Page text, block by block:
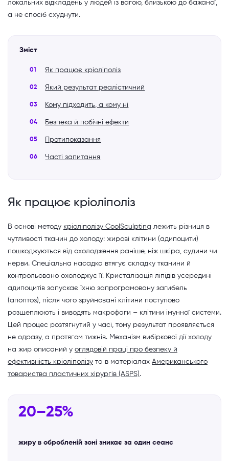
локальних відкладень у людей із вагою, близькою до бажаної,
а не спосіб схуднути.
Зміст
Як працює кріоліполіз
Який результат реалістичний
Кому підходить, а кому ні
Безпека й побічні ефекти
Протипоказання
Часті запитання
Як працює кріоліполіз
В основі методу кріоліполізу CoolSculpting лежить різниця в
чутливості тканин до холоду: жирові клітини (адипоцити)
пошкоджуються від охолодження раніше, ніж шкіра, судини чи
нерви. Спеціальна насадка втягує складку тканини й
контрольовано охолоджує її. Кристалізація ліпідів усередині
адипоцитів запускає їхню запрограмовану загибель
(апоптоз), після чого зруйновані клітини поступово
розщеплюють і виводять макрофаги – клітини імунної системи.
Цей процес розтягнутий у часі, тому результат проявляється
не одразу, а протягом тижнів. Механізм вибіркової дії холоду
на жир описаний у оглядовій праці про безпеку й
ефективність кріоліполізу та в матеріалах Американського
товариства пластичних хірургів (ASPS).
20–25%
жиру в обробленій зоні зникає за один сеанс